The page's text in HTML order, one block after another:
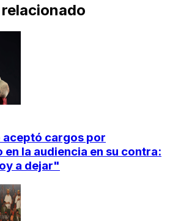
aceptó cargos por
en la audiencia en su contra:
a dejar"